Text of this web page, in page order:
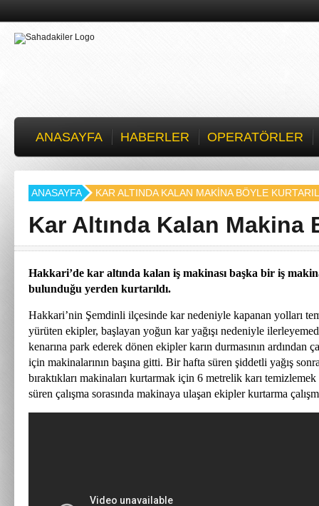
ANASAYFA HABERLER OPERATÖRLER
ANASAYFA KAR ALTINDA KALAN MAKINA BÖYLE
Kar Altında Kalan Makina
Hakkari’de kar altında kalan iş makinası başka bir iş
bulunduğu yerden kurtarıldı.
Hakkari’nin Şemdinli ilçesinde kar nedeniyle kapanan yolları
yürüten ekipler, başlayan yoğun kar yağışı nedeniyle
kenarına park ederek dönen ekipler karın durmasının ardından
için makinalarının başına gitti. Bir hafta süren şiddetli yağış
bıraktıkları makinaları kurtarmak için 6 metrelik karı
süren çalışma sorasında makinaya ulaşan ekipler kurtarma